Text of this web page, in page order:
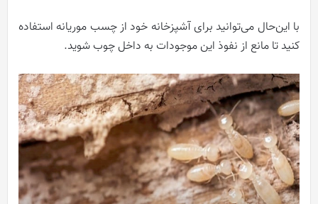
با این‌حال می‌توانید برای آشپزخانه خود از چسب موریانه استفاده
کنید تا مانع از نفوذ این موجودات به داخل چوب شوید.